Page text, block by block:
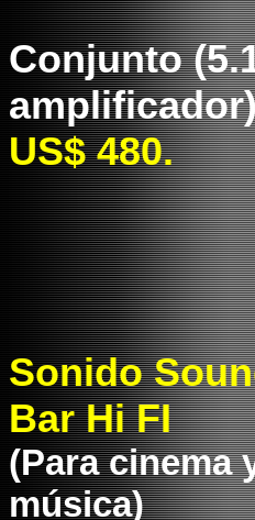
Conjunto
US$ 480.
Sonido
Bar Hi FI
(Para cinema
música)